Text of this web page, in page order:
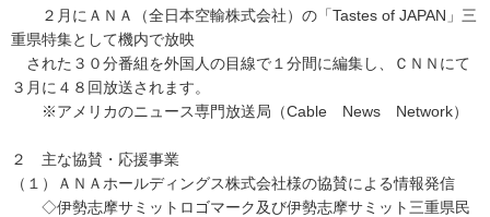
２月にＡＮＡ（全日本空輸株式会社）の「Tastes of JAPAN」三
重県特集として機内で放映
された３０分番組を外国人の目線で１分間に編集し、ＣＮＮにて
３月に４８回放送されます。
※アメリカのニュース専門放送局（Cable News Network）
２ 主な協賛・応援事業
（１）ＡＮＡホールディングス株式会社様の協賛による情報発信
◇伊勢志摩サミットロゴマーク及び伊勢志摩サミット三重県民